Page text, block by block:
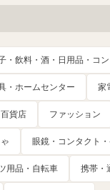
・飲料・酒・日用品・コ
・ホームセンター 家
貨店 ファッション
眼鏡・コンタクト
用品・自転車 携帯・